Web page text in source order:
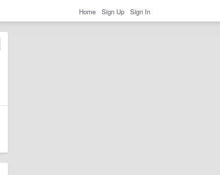
Home Sign Up Sign In